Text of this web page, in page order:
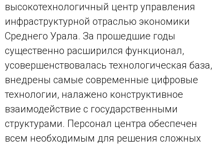
высокотехнологичный центр управления
инфраструктурной отраслью экономики
Среднего Урала. За прошедшие годы
существенно расширился функционал,
усовершенствовалась технологическая база,
внедрены самые современные цифровые
технологии, налажено конструктивное
взаимодействие с государственными
структурами. Персонал центра обеспечен
всем необходимым для решения сложных